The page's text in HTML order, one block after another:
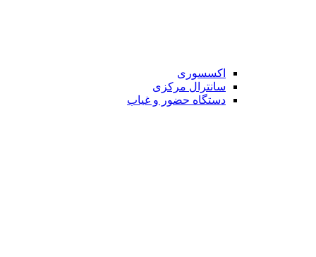
اکسسوری
سانترال مرکزی
دستگاه حضور و غیاب